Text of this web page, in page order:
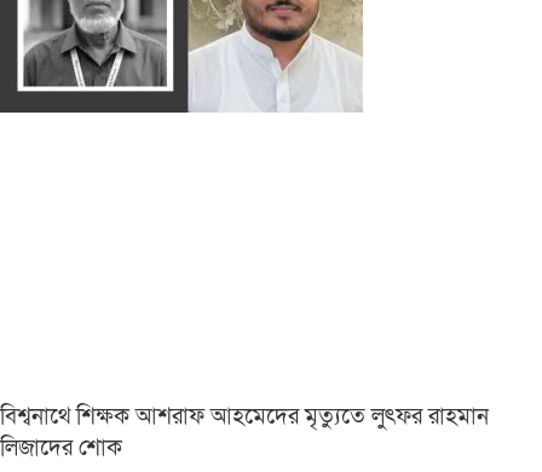
বিশ্বনাথে শিক্ষক আশরাফ আহমেদের মৃত্যুতে লুৎফর রাহমান
লিজাদের শোক